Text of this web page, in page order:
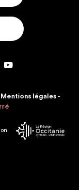
Mentions légales-